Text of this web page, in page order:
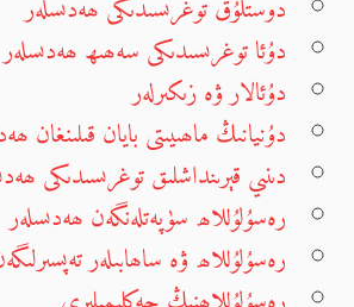
دوستلۇق توغرىسىدىكى ھەدىسلەر
دۇئا توغرىسىدىكى سەھىھ ھەدىسلەر
دۇئالار ۋە زىكىرلەر
دۇنيانىڭ ماھىيىتى بايان قىلىنغان
دىنىي قېرىنداشلىق توغرىسىدىكى
رەسۇلۇللاھ سۈپەتلەنگەن ھەدىسلەر
رەسۇلۇللاھ ۋە ساھابىلەر